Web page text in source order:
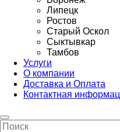
Липецк
Ростов
Старый Оскол
Сыктывкар
Тамбов
Услуги
О компании
Доставка и Оплата
Контактная